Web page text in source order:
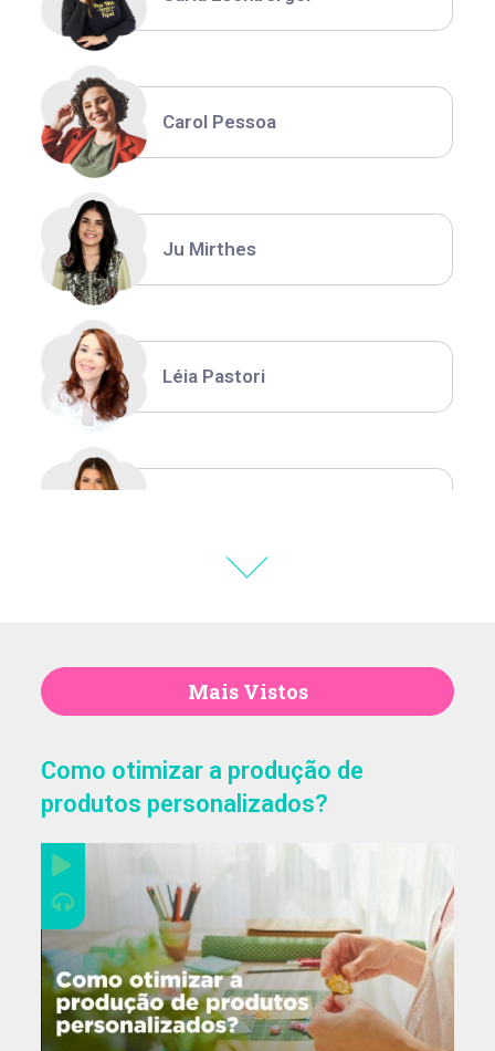
Carol Pessoa
Ju Mirthes
Léia Pastori
Carla Eschberger
Carol Pessoa
Ju Mirthes
Mais Vistos
Como otimizar a produção de
produtos personalizados?